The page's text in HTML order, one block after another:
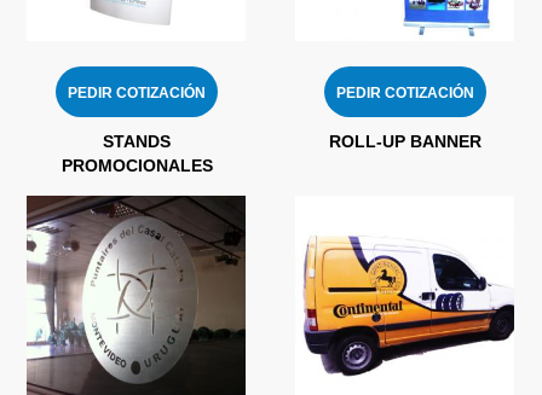
PEDIR COTIZACIÓN
STANDS
PROMOCIONALES
PEDIR COTIZACIÓN
ROLL-UP BANNER